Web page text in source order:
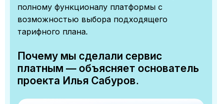
полному функционалу платформы с
возможностью выбора подходящего
тарифного плана.
Почему мы сделали сервис
платным — объясняет основатель
проекта Илья Сабуров.